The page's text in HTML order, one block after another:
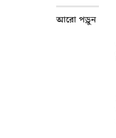
আরো পড়ুন